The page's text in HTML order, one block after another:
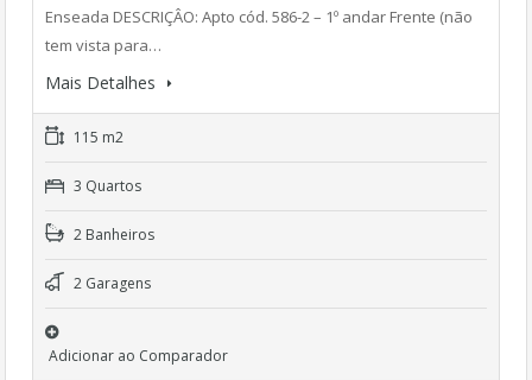
Enseada DESCRIÇÂO: Apto cód. 586-2 – 1º andar Frente (não
tem vista para…
Mais Detalhes
115 m2
3 Quartos
2 Banheiros
2 Garagens
Adicionar ao Comparador